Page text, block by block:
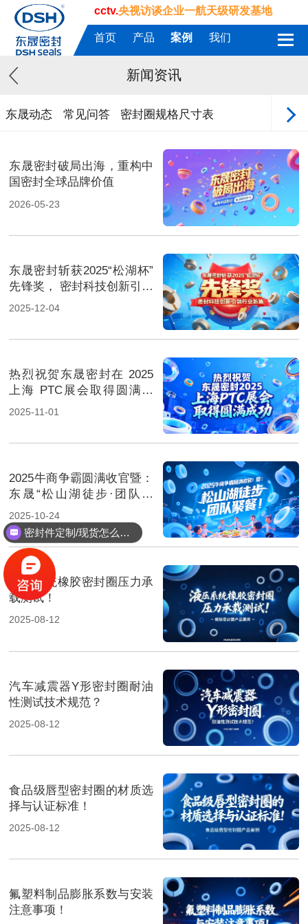
cctv.央视访谈企业一航天级研发基地
首页 产品 案例 我们
新闻资讯
东晟动态 常见问答 密封圈规格尺寸表
东晟密封破局出海，重构中
国密封全球品牌价值
2026-05-23
东晟密封斩获2025“松湖杯”
先锋奖， 密封科技创新引领
行业新篇！
2025-12-04
热烈祝贺东晟密封在 2025
上海 PTC展会取得圆满成
功！
2025-11-01
2025牛商争霸圆满收官暨：
东晟“松山湖徒步·团队聚
餐”！
2025-10-24
液压系统橡胶密封圈压力承
载测试！
2025-08-12
汽车减震器Y形密封圈耐油
性测试技术规范？
2025-08-12
食品级唇型密封圈的材质选
择与认证标准！
2025-08-12
氟塑料制品膨胀系数与安装
注意事项！
密封件定制/现货怎么报价，起订量多少？